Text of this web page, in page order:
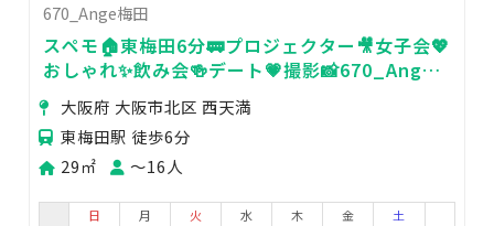
670_Ange梅田
スペモ🏠️東梅田6分🚃プロジェクター🎥女子会💖
おしゃれ✨️飲み会🍻デート💗撮影📸670_Ange
梅田大阪府 大阪市北区 西天満
東梅田駅 徒歩6分
29㎡
〜16人
日
月
火
水
木
金
土